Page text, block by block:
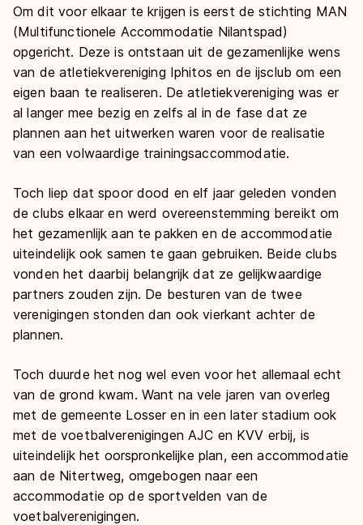
Om dit voor elkaar te krijgen is eerst de stichting MAN
(Multifunctionele Accommodatie Nilantspad)
opgericht. Deze is ontstaan uit de gezamenlijke wens
van de atletiekvereniging Iphitos en de ijsclub om een
eigen baan te realiseren. De atletiekvereniging was er
al langer mee bezig en zelfs al in de fase dat ze
plannen aan het uitwerken waren voor de realisatie
van een volwaardige trainingsaccommodatie.
Toch liep dat spoor dood en elf jaar geleden vonden
de clubs elkaar en werd overeenstemming bereikt om
het gezamenlijk aan te pakken en de accommodatie
uiteindelijk ook samen te gaan gebruiken. Beide clubs
vonden het daarbij belangrijk dat ze gelijkwaardige
partners zouden zijn. De besturen van de twee
verenigingen stonden dan ook vierkant achter de
plannen.
Toch duurde het nog wel even voor het allemaal echt
van de grond kwam. Want na vele jaren van overleg
met de gemeente Losser en in een later stadium ook
met de voetbalverenigingen AJC en KVV erbij, is
uiteindelijk het oorspronkelijke plan, een accommodatie
aan de Nitertweg, omgebogen naar een
accommodatie op de sportvelden van de
voetbalverenigingen.